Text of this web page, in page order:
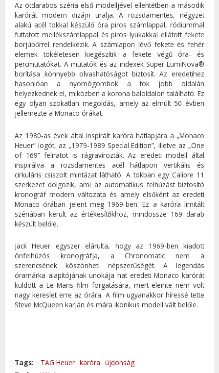
Az ötdarabos széria első modelljével ellentétben a második
karórát modern dizájn uralja. A rozsdamentes, négyzet
alakú acél tokkal készülő óra piros számlappal, ródiummal
futtatott mellékszámlappal és piros lyukakkal ellátott fekete
borjúbőrrel rendelkezik. A számlapon lévő fekete és fehér
elemek tökéletesen kiegészítik a fekete végű óra- és
percmutatókat. A mutatók és az indexek Super-LumiNova®
borítása könnyebb olvashatóságot biztosít. Az eredetihez
hasonlóan a nyomógombok a tok jobb oldalán
helyezkednek el, miközben a korona baloldalon található. Ez
egy olyan szokatlan megoldás, amely az elmúlt 50 évben
jellemezte a Monaco órákat.
Az 1980-as évek által inspirált karóra hátlapjára a „Monaco
Heuer” logót, az „1979-1989 Special Edition”, illetve az „One
of 169” feliratot is rágravírozták. Az eredeti modell által
inspirálva a rozsdamentes acél hátlapon vertikális és
cirkuláris csiszolt mintázat látható. A tokban egy Calibre 11
szerkezet dolgozik, ami az automatikus felhúzást biztosító
kronográf modern változata és amely elsőként az eredeti
Monaco órában jelent meg 1969-ben. Ez a karóra limitált
szériában került az értékesítőkhöz, mindössze 169 darab
készült belőle.
Jack Heuer egyszer elárulta, hogy az 1969-ben kiadott
önfelhúzós kronográfja, a Chronomatic nem a
szerencsének köszönheti népszerűségét. A legendás
óramárka alapítójának unokája hat eredeti Monaco karórát
küldött a Le Mans film forgatására, mert eleinte nem volt
nagy kereslet erre az órára. A film ugyanakkor híressé tette
Steve McQueen karján és mára ikonikus modell vált belőle.
Tags: TAG Heuer karóra újdonság